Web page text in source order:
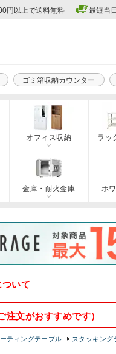
円以上で送料無料 最短当
ゴミ箱収納カウンター
オフィス収納 ラッ
金庫・耐火金庫 ホ
いて
注文がおすすめです）
ティングテーブル スタッキング